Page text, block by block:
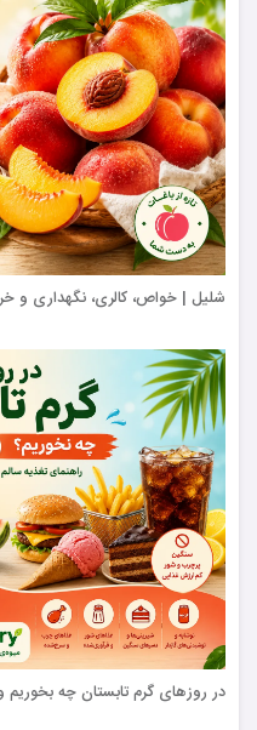
شلیل | خواص، کالری، نگهداری و
در روزهای گرم تابستان چه